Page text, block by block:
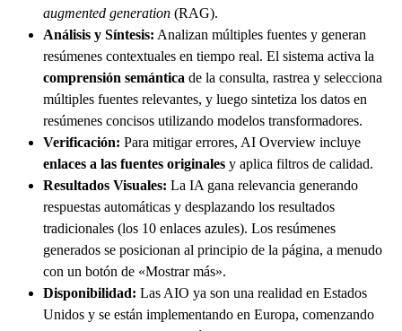
augmented generation (RAG).
Análisis y Síntesis: Analizan múltiples fuentes y generan
resúmenes contextuales en tiempo real. El sistema activa la
comprensión semántica de la consulta, rastrea y selecciona
múltiples fuentes relevantes, y luego sintetiza los datos en
resúmenes concisos utilizando modelos transformadores.
Verificación: Para mitigar errores, AI Overview incluye
enlaces a las fuentes originales y aplica filtros de calidad.
Resultados Visuales: La IA gana relevancia generando
respuestas automáticas y desplazando los resultados
tradicionales (los 10 enlaces azules). Los resúmenes
generados se posicionan al principio de la página, a menudo
con un botón de «Mostrar más».
Disponibilidad: Las AIO ya son una realidad en Estados
Unidos y se están implementando en Europa, comenzando